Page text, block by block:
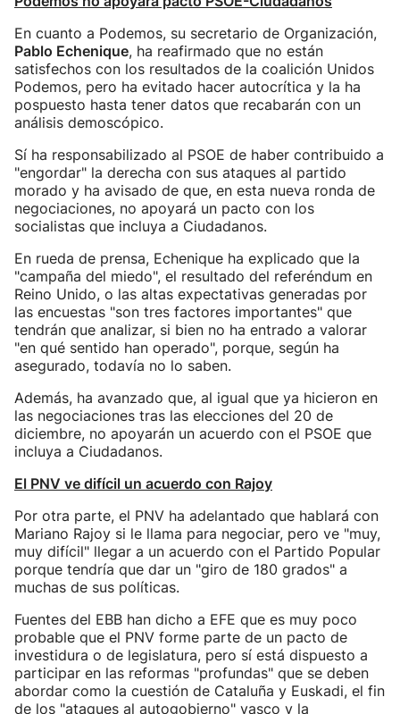
En cuanto a Podemos, su secretario de Organización,
Pablo Echenique, ha reafirmado que no están
satisfechos con los resultados de la coalición Unidos
Podemos, pero ha evitado hacer autocrítica y la ha
pospuesto hasta tener datos que recabarán con un
análisis demoscópico.
Sí ha responsabilizado al PSOE de haber contribuido a
"engordar" la derecha con sus ataques al partido
morado y ha avisado de que, en esta nueva ronda de
negociaciones, no apoyará un pacto con los
socialistas que incluya a Ciudadanos.
En rueda de prensa, Echenique ha explicado que la
"campaña del miedo", el resultado del referéndum en
Reino Unido, o las altas expectativas generadas por
las encuestas "son tres factores importantes" que
tendrán que analizar, si bien no ha entrado a valorar
"en qué sentido han operado", porque, según ha
asegurado, todavía no lo saben.
Además, ha avanzado que, al igual que ya hicieron en
las negociaciones tras las elecciones del 20 de
diciembre, no apoyarán un acuerdo con el PSOE que
incluya a Ciudadanos.
El PNV ve difícil un acuerdo con Rajoy
Por otra parte, el PNV ha adelantado que hablará con
Mariano Rajoy si le llama para negociar, pero ve "muy,
muy difícil" llegar a un acuerdo con el Partido Popular
porque tendría que dar un "giro de 180 grados" a
muchas de sus políticas.
Fuentes del EBB han dicho a EFE que es muy poco
probable que el PNV forme parte de un pacto de
investidura o de legislatura, pero sí está dispuesto a
participar en las reformas "profundas" que se deben
abordar como la cuestión de Cataluña y Euskadi, el fin
de los "ataques al autogobierno" vasco y la